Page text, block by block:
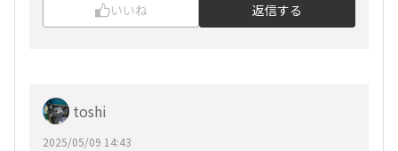
いいね 返信する
toshi
2025/05/09 14:43